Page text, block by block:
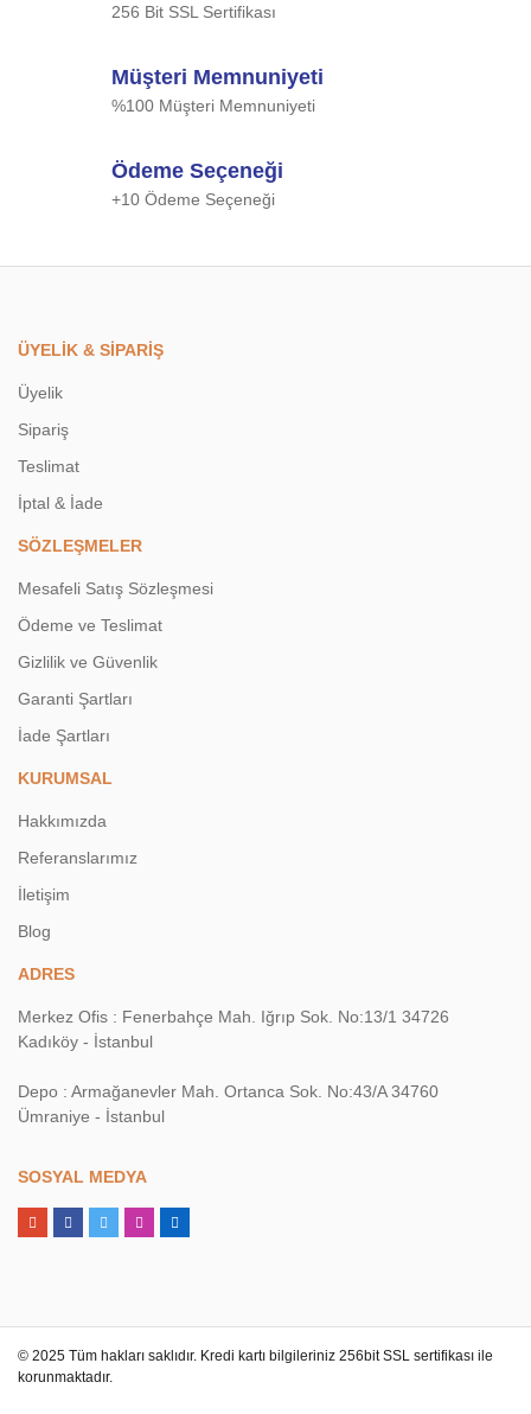
256 Bit SSL Sertifikası
Müşteri Memnuniyeti
%100 Müşteri Memnuniyeti
Ödeme Seçeneği
+10 Ödeme Seçeneği
ÜYELİK & SİPARİŞ
Üyelik
Sipariş
Teslimat
İptal & İade
SÖZLEŞMELER
Mesafeli Satış Sözleşmesi
Ödeme ve Teslimat
Gizlilik ve Güvenlik
Garanti Şartları
İade Şartları
KURUMSAL
Hakkımızda
Referanslarımız
İletişim
Blog
ADRES
Merkez Ofis : Fenerbahçe Mah. Iğrıp Sok. No:13/1 34726
Kadıköy - İstanbul
Depo : Armağanevler Mah. Ortanca Sok. No:43/A 34760
Ümraniye - İstanbul
SOSYAL MEDYA
© 2025 Tüm hakları saklıdır. Kredi kartı bilgileriniz 256bit SSL sertifikası ile
korunmaktadır.